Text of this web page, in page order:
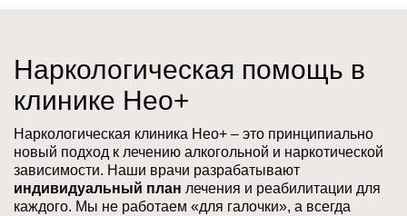
Наркологическая помощь в
клинике Нео+
Наркологическая клиника Нео+ – это принципиально
новый подход к лечению алкогольной и наркотической
зависимости. Наши врачи разрабатывают
индивидуальный план лечения и реабилитации для
каждого. Мы не работаем «для галочки», а всегда